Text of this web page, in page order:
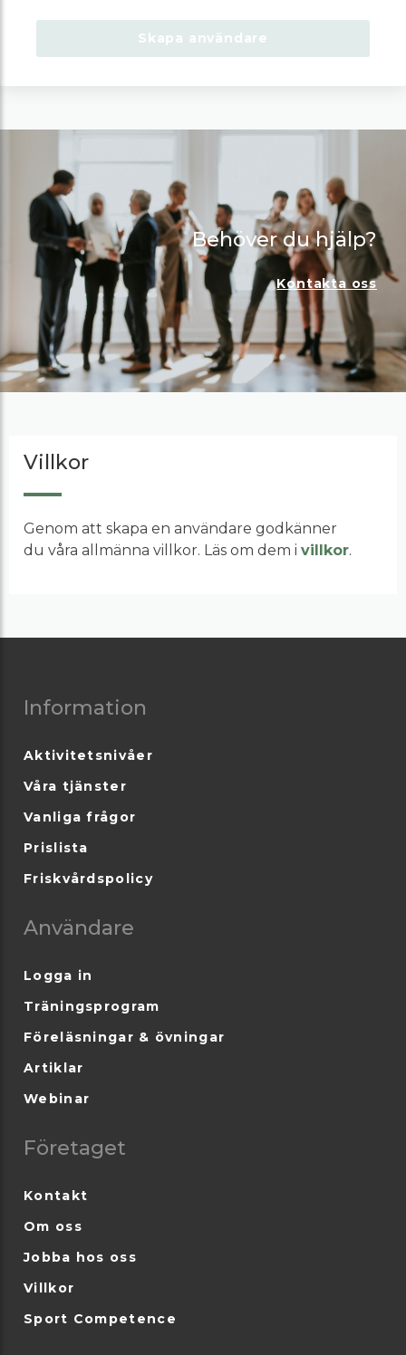
Behöver du hjälp?
Kontakta oss
Villkor
Genom att skapa en användare godkänner
du våra allmänna villkor. Läs om dem i villkor.
Information
Aktivitetsnivåer
Våra tjänster
Vanliga frågor
Prislista
Friskvårdspolicy
Användare
Logga in
Träningsprogram
Föreläsningar & övningar
Artiklar
Webinar
Företaget
Kontakt
Om oss
Jobba hos oss
Villkor
Sport Competence